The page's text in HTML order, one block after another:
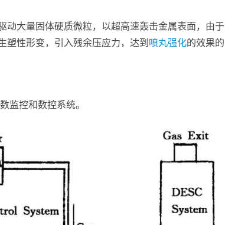
动大量固体硬质微粒，以超高速轰击金属表面，由于
塑性形变，引入残余压应力，达到喷丸强化的效果的
监控和数控系统。